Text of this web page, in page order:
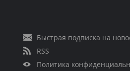
Быстрая подписка на
RSS
Политика